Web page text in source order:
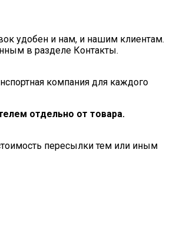
удобен и нам, и нашим клиентам.
в разделе Контакты.
компания для каждого
отдельно от товара.
пересылки тем или иным